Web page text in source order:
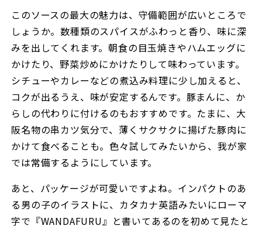
このソースの最大の魅力は、守備範囲が広いところで
しょうか。数種類のスパイスがふわっと香り、味に深
みを出してくれます。朝食の目玉焼きやハムエッグに
かけたり、野菜炒めにかけたりして味わっています。
シチューやカレーなどの煮込み料理に少し加えると、
コクが出るうえ、味が安定するんです。豚まんに、か
らしの代わりに付けるのもおすすめです。たまに、大
阪名物の串カツ気分で、薄くサクサクに揚げた豚肉に
かけて食べることも。色々試してみたいから、我が家
では常備するようにしています。
あと、パッケージが可愛いですよね。インパクトのあ
る男の子のイラストに、カタカナ英語みたいにローマ
字で『WANDAFURU』と書いてあるのを初めて見たと